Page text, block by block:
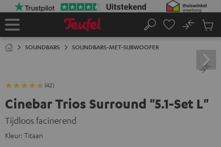
Home
Zoeken
No
SOUNDBARS SOUNDBARS-MET-SUBWOOFER
(42)
Cinebar Trios Surround "5.1-Set L"
Tijdloos facinerend
Kleur: Titaan